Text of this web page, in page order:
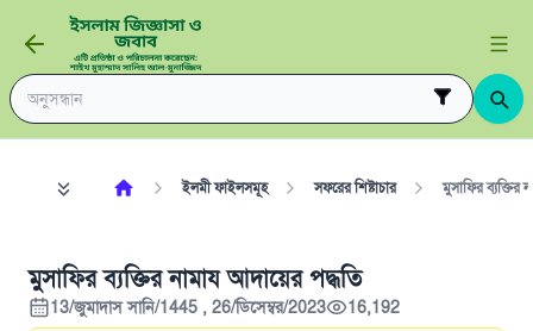
ইলমী ফাইলসমূহ সফরের শিষ্টাচার মুসাফির ব্যক্তির
মুসাফির ব্যক্তির নামায আদায়ের পদ্ধতি
13/জুমাদাস সানি/1445 , 26/ডিসেম্বর/2023 16,192